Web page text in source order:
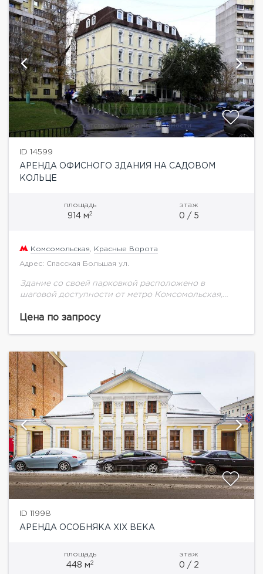
ID 14599
АРЕНДА ОФИСНОГО ЗДАНИЯ НА САДОВОМ
КОЛЬЦЕ
площадь
914 м2
этаж
0 / 5
Комсомольская Красные Ворота
Адрес: Спасская Большая ул.
Здание со своей парковкой расположено в
шаговой доступности от метро Комсомольская,
этажей (без подвала, практически вся площадь
Цена по запросу
ID 11998
АРЕНДА ОСОБНЯКА XIX ВЕКА
площадь
448 м2
этаж
0 / 2